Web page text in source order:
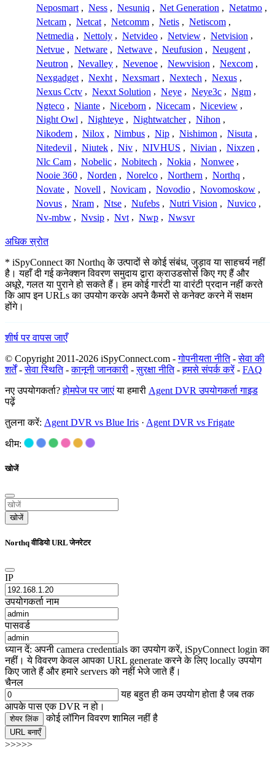
Neposmart , Ness , Nesuniq , Net Generation , Netatmo ,
Netcam , Netcat , Netcomm , Netis , Netiscom ,
Netmedia , Nettoly , Netvideo , Netview , Netvision ,
Netvue , Netware , Netwave , Neufusion , Neugent ,
Neutron , Nevalley , Nevenoe , Newvision , Nexcom ,
Nexgadget , Nexht , Nexsmart , Nextech , Nexus ,
Nexus Cctv , Nexxt Solution , Neye , Neye3c , Ngm ,
Ngteco , Niante , Niceborn , Nicecam , Niceview ,
Night Owl , Nighteye , Nightwatcher , Nihon ,
Nikodem , Nilox , Nimbus , Nip , Nishimon , Nisuta ,
Nitedevil , Niutek , Niv , NIVHUS , Nivian , Nixzen ,
Nlc Cam , Nobelic , Nobitech , Nokia , Nonwee ,
Nooie 360 , Norden , Norelco , Northern , Northq ,
Novate , Novell , Novicam , Novodio , Novomoskow ,
Novus , Nram , Ntse , Nufebs , Nutri Vision , Nuvico ,
Nv-mbw , Nvsip , Nvt , Nwp , Nwsvr
अधिक स्रोत
* iSpyConnect का Northq के उत्पादों से कोई संबंध, जुड़ाव या साहचर्य नहीं
है। यहाँ दी गई कनेक्शन विवरण समुदाय द्वारा क्राउडसोर्स किए गए हैं और
अधूरे, गलत या पुराने हो सकते हैं। हम कोई गारंटी या वारंटी प्रदान नहीं करते
कि आप इन URLs का उपयोग करके अपने कैमरों से कनेक्ट करने में सक्षम
होंगे।
शीर्ष पर वापस जाएँ
© Copyright 2011-2026 iSpyConnect.com -गोपनीयता नीति-सेवा की
शर्तें-सेवा स्थिति-कानूनी जानकारी -सुरक्षा नीति-हमसे संपर्क करें- FAQ
नए उपयोगकर्ता?होमपेज पर जाएंया हमारी Agent DVR उपयोगकर्ता गाइड
पढ़ें
तुलना करें: Agent DVR vs Blue Iris · Agent DVR vs Frigate
थीम:
खोजें
खोजें
Northq वीडियो URL जेनरेटर
IP
उपयोगकर्ता नाम
पासवर्ड
ध्यान दें: अपनी camera credentials का उपयोग करें, iSpyConnect login का
नहीं। ये विवरण केवल आपका URL generate करने के लिए locally उपयोग
किए जाते हैं और हमारे servers को नहीं भेजे जाते हैं।
चैनल
यह बहुत ही कम उपयोग होता है जब तक
आपके पास एक DVR न हो।
शेयर लिंक कोई लॉगिन विवरण शामिल नहीं है
URL बनाएँ
>>>>>